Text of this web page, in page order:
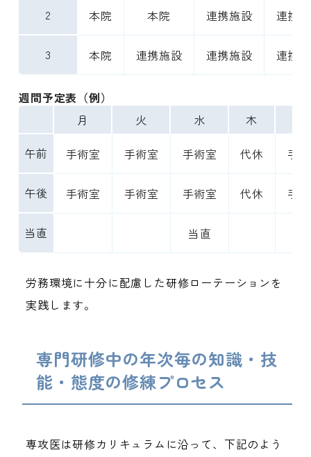
2 本院 本院 連携施設 連携
3 本院 連携施設 連携施設 連携
週間予定表（例）
月
火 水 木
午前
手術室 手術室 手術室 代休 手
午後 手術室 手術室 手術室 代休 手
当直 当直
労務環境に十分に配慮した研修ローテーションを
実践します。
専門研修中の年次毎の知識・技
能・態度の修練プロセス
専攻医は研修カリキュラムに沿って、下記のよう